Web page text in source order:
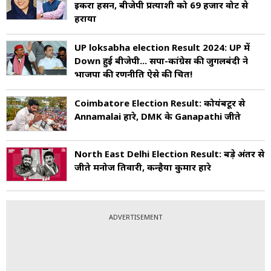
इकरा हसन, बीजेपी प्रत्याशी को 69 हजार वोट से
हराया
UP loksabha election Result 2024: UP में
Down हुई बीजेपी... सपा-कांग्रेस की जुगलबंदी ने
भाजपा की रणनीति ऐसे की चित!
Coimbatore Election Result: कोयंबटूर से
Annamalai हारे, DMK के Ganapathi जीते
North East Delhi Election Result: बड़े अंतर से
जीते मनोज तिवारी, कन्हैया कुमार हारे
ADVERTISEMENT